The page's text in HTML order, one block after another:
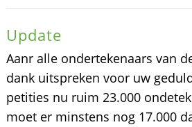
Update
Aanr alle ondertekenaars van
dank uitspreken voor uw
petities nu ruim 23.000
moet er minstens nog 17.000